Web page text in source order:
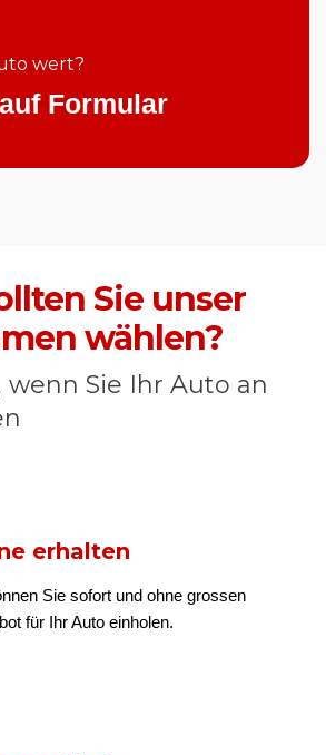
wert?
Formular
Sie unser
wählen?
wenn Sie Ihr Auto an
erhalten
Sie sofort und ohne grossen
für Ihr Auto einholen.